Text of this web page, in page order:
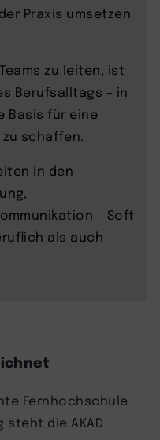
Praxis umsetzen
zu leiten, ist
Berufsalltags – in
Basis für eine
schaffen.
in den
– Soft
als auch
Fernhochschule
steht die AKAD